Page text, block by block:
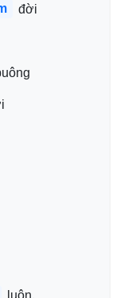
đời
luôn.